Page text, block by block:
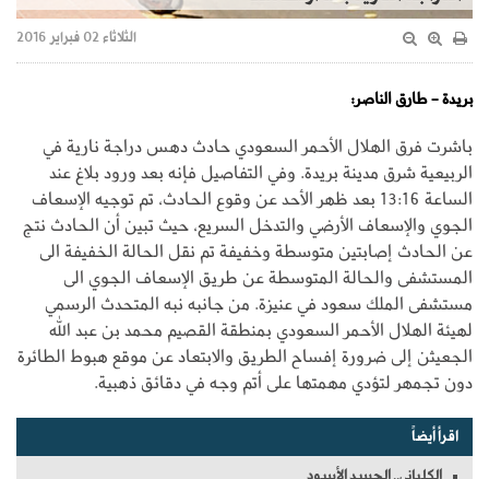
الثلاثاء 02 فبراير 2016
بريدة - طارق الناصر:
باشرت فرق الهلال الأحمر السعودي حادث دهس دراجة نارية في
الربيعية شرق مدينة بريدة. وفي التفاصيل فإنه بعد ورود بلاغ عند
الساعة 13:16 بعد ظهر الأحد عن وقوع الحادث، تم توجيه الإسعاف
الجوي والإسعاف الأرضي والتدخل السريع، حيث تبين أن الحادث نتج
عن الحادث إصابتين متوسطة وخفيفة تم نقل الحالة الخفيفة الى
المستشفى والحالة المتوسطة عن طريق الإسعاف الجوي ‏الى
مستشفى الملك سعود في عنيزة. من جانبه نبه المتحدث الرسمي
لهيئة الهلال الأحمر السعودي بمنطقة القصيم محمد بن عبد الله
الجعيثن إلى ضرورة إفساح الطريق والابتعاد عن موقع هبوط الطائرة
دون تجمهر لتؤدي مهمتها على أتم وجه في دقائق ذهبية.
اقرأ أيضاً
الكلباني.. الجسد الأسود